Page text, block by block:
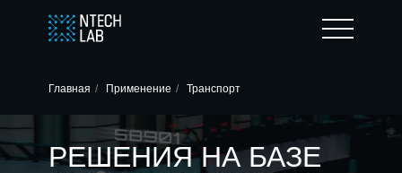
Главная / Применение / Транспорт
РЕШЕНИЯ НА БАЗЕ